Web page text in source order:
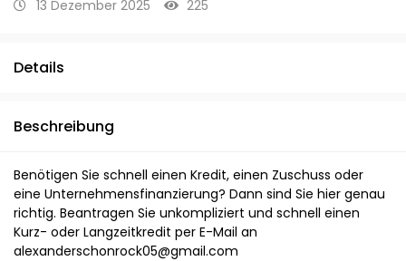
13 Dezember 2025
225
Details
Beschreibung
Benötigen Sie schnell einen Kredit, einen Zuschuss oder
eine Unternehmensfinanzierung? Dann sind Sie hier genau
richtig. Beantragen Sie unkompliziert und schnell einen
Kurz- oder Langzeitkredit per E-Mail an
alexanderschonrock05@gmail.com